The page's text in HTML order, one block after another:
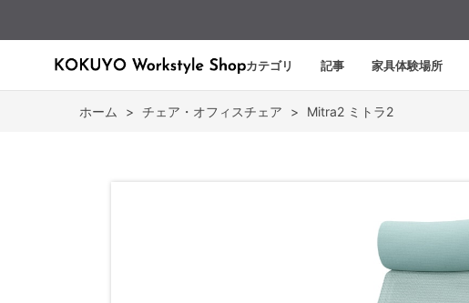
カテゴリ 記事 家具体験場所
ホーム > チェア・オフィスチェア > Mitra2 ミトラ2